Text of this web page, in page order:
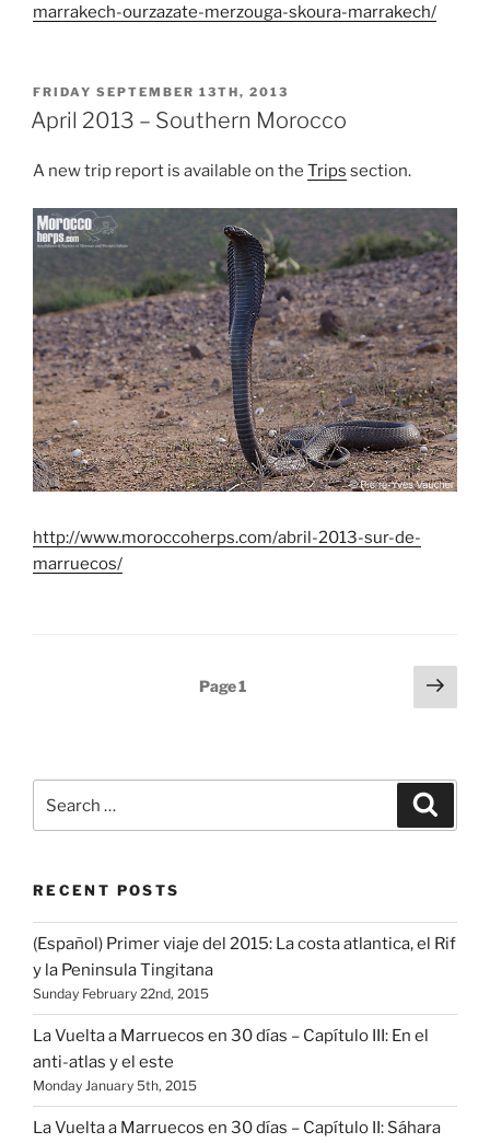
marrakech-ourzazate-merzouga-skoura-marrakech/
POSTED
ON
FRIDAY SEPTEMBER 13TH, 2013
April 2013 – Southern Morocco
A new trip report is available on the Trips section.
http://www.moroccoherps.com/abril-2013-sur-de-
marruecos/
Page1
Next
page
for:
RECENT POSTS
(Español) Primer viaje del 2015: La costa atlantica, el Rif
y la Peninsula Tingitana
Sunday February 22nd, 2015
La Vuelta a Marruecos en 30 días – Capítulo III: En el
anti-atlas y el este
Monday January 5th, 2015
La Vuelta a Marruecos en 30 días – Capítulo II: Sáhara